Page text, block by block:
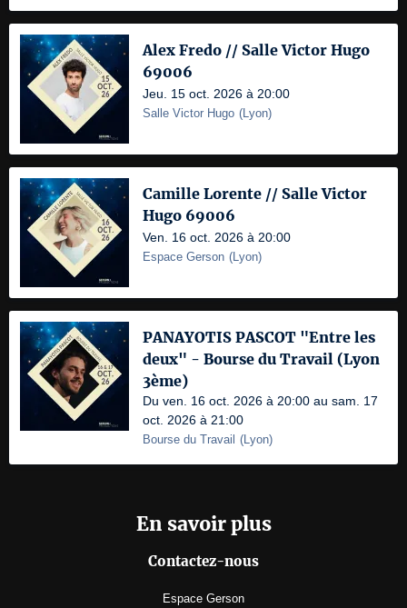
Alex Fredo // Salle Victor Hugo
69006
Jeu. 15 oct. 2026 à 20:00
Salle Victor Hugo ( Lyon)
Camille Lorente // Salle Victor
Hugo 69006
Ven. 16 oct. 2026 à 20:00
Espace Gerson ( Lyon)
PANAYOTIS PASCOT "Entre les
deux" - Bourse du Travail (Lyon
3ème)
Du ven. 16 oct. 2026 à 20:00 au sam. 17
oct. 2026 à 21:00
Bourse du Travail ( Lyon)
En savoir plus
Contactez-nous
Espace Gerson